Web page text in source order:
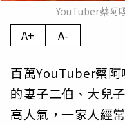
YouTuber蔡阿
A+ A-
百萬YouTuber蔡阿
的妻子二伯、大兒
高人氣，一家人經